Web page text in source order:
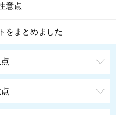
意点
をまとめました